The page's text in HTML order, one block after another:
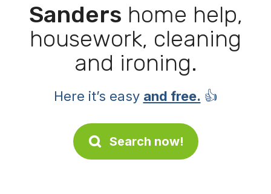
Sanders home help,
housework, cleaning
and ironing.
Here it’s easy and free. 👍
Search now!